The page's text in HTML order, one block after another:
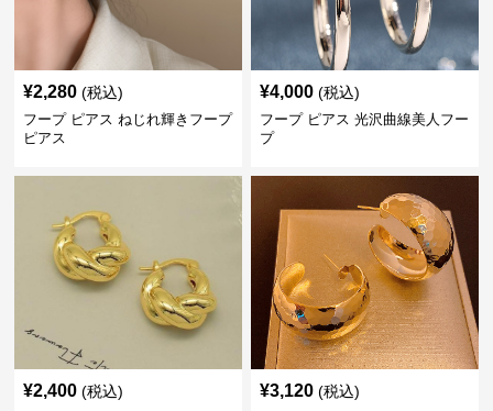
¥2,280 (税込)
フープ ピアス ねじれ輝きフープ
ピアス
¥4,000 (税込)
フープ ピアス 光沢曲線美人フー
プ
¥2,400 (税込) ¥3,120 (税込)